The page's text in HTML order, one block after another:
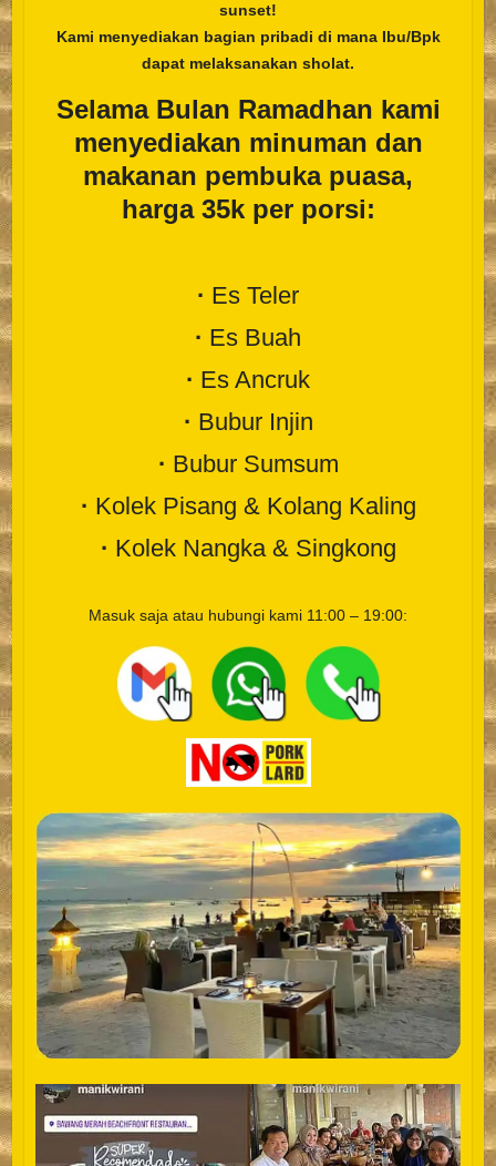
sunset!
Kami menyediakan bagian pribadi di mana Ibu/Bpk
dapat melaksanakan sholat.
Selama Bulan Ramadhan kami
menyediakan minuman dan
makanan pembuka puasa,
harga 35k per porsi:
· Es Teler
· Es Buah
· Es Ancruk
· Bubur Injin
· Bubur Sumsum
· Kolek Pisang & Kolang Kaling
· Kolek Nangka & Singkong
Masuk saja atau hubungi kami 11:00 – 19:00: